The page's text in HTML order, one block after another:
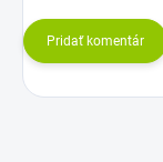
Pridať komentár